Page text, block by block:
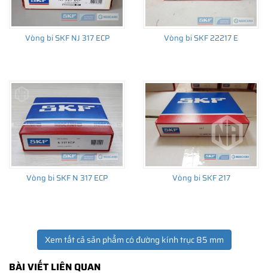
Vòng bi SKF NJ 317 ECP Vòng bi SKF 22217 E
Vòng bi SKF N 317 ECP Vòng bi SKF 217
Xem tất cả sản phẩm có đường kính trục 85 mm
BÀI VIẾT LIÊN QUAN